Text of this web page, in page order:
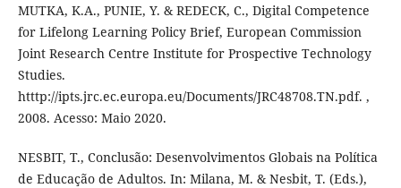
MUTKA, K.A., PUNIE, Y. & REDECK, C., Digital Competence
for Lifelong Learning Policy Brief, European Commission
Joint Research Centre Institute for Prospective Technology
Studies.
htttp://ipts.jrc.ec.europa.eu/Documents/JRC48708.TN.pdf. ,
2008. Acesso: Maio 2020.
NESBIT, T., Conclusão: Desenvolvimentos Globais na Política
de Educação de Adultos. In: Milana, M. & Nesbit, T. (Eds.),